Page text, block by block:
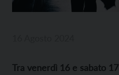
Tra venerdì 16 e sabato 17